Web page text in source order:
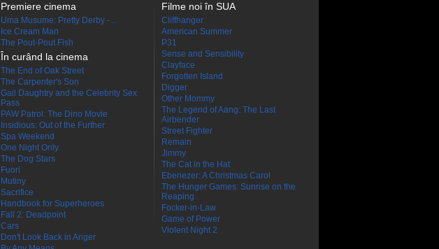
Premiere cinema
Uma Musume: Pretty Derby -...
Ice Cream Man
The Pout-Pout Fish
În curând la cinema
The End of Oak Street
The Carpenter's Son
Gail Daughtry and the Celebrity Sex
Pass
PAW Patrol: The Dino Movie
Insidious: Out of the Further
Spa Weekend
One Night Only
The Dog Stars
Fuori
Mutiny
Sacrifice
Handbook for Superheroes
Fall 2: Deadpoint
Cars
Don't Look Back in Anger
Filme noi în SUA
Cliffhanger
American Summer
P31
Sense and Sensibility
Clayface
Forgotten Island
Digger
Other Mommy
The Legend of Aang: The Last
Airbender
Street Fighter
Remain
Jimmy
The Cat in the Hat
Ebenezer: A Christmas Carol
The Hunger Games: Sunrise on the
Reaping
Focker-in-Law
Game of Power
Violent Night 2